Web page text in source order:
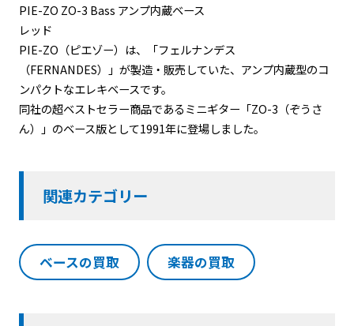
PIE-ZO ZO-3 Bass アンプ内蔵ベース
レッド
PIE-ZO（ピエゾー）は、「フェルナンデス
（FERNANDES）」が製造・販売していた、アンプ内蔵型のコ
ンパクトなエレキベースです。
同社の超ベストセラー商品であるミニギター「ZO-3（ぞうさ
ん）」のベース版として1991年に登場しました。
関連カテゴリー
ベースの買取 楽器の買取